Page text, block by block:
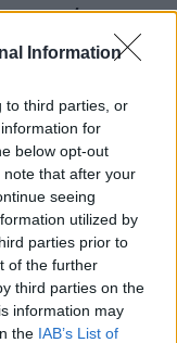
Information
to third parties, or
for
below opt-out
that after your
seeing
utilized by
parties prior to
of the further
third parties on the
information may
the IAB’s List of
Κιέβου
ρώσικη
δοκιμάσει.
κυρίως σε
βρεις και
ο δε
από 20€ το